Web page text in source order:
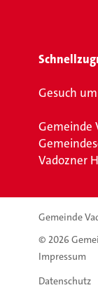
Gesuch
Gemeinde
Vadozner
Gemeinde
© 2026
Impressum
Datenschutz